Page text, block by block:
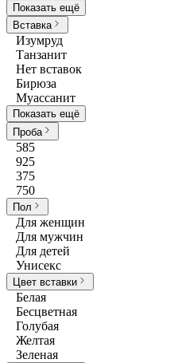
Показать ещё
Вставка
Изумруд
Танзанит
Нет вставок
Бирюза
Муассанит
Показать ещё
Проба
585
925
375
750
Пол
Для женщин
Для мужчин
Для детей
Унисекс
Цвет вставки
Белая
Бесцветная
Голубая
Желтая
Зеленая